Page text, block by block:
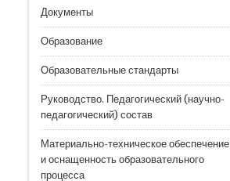
Документы
Образование
Образовательные стандарты
Руководство. Педагогический (научно-
педагогический) состав
Материально-техническое обеспечение
и оснащенность образовательного
процесса